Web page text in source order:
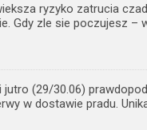
ryzyko zatrucia
Gdy zle sie poczujesz –
jutro (29/30.06)
w dostawie pradu.